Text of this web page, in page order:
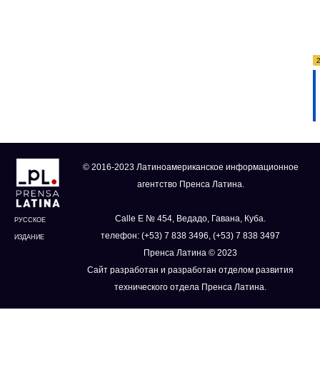
РУССКОЕ
ИЗДАНИЕ
© 2016-2023 Латиноамериканское информационное
агентство Пренса Латина.
Calle E № 454, Ведадо, Гавана, Куба.
телефон: (+53) 7 838 3496, (+53) 7 838 3497
Пренса Латина © 2023
Сайт разработан и разработан отделом развития
технического отдела Пренса Латина.